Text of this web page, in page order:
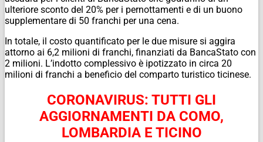
ulteriore sconto del 20% per i pernottamenti e di un buono
supplementare di 50 franchi per una cena.
In totale, il costo quantificato per le due misure si aggira
attorno ai 6,2 milioni di franchi, finanziati da BancaStato con
2 milioni. L’indotto complessivo è ipotizzato in circa 20
milioni di franchi a beneficio del comparto turistico ticinese.
CORONAVIRUS: TUTTI GLI
AGGIORNAMENTI DA COMO,
LOMBARDIA E TICINO